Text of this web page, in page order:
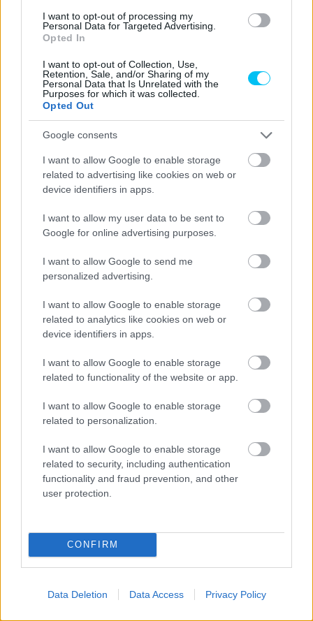
I want to opt-out of processing my
Personal Data for Targeted Advertising.
Opted In
I want to opt-out of Collection, Use,
Retention, Sale, and/or Sharing of my
Personal Data that Is Unrelated with the
Purposes for which it was collected.
Opted Out
Google consents
I want to allow Google to enable storage
related to advertising like cookies on web or
device identifiers in apps.
I want to allow my user data to be sent to
Google for online advertising purposes.
I want to allow Google to send me
personalized advertising.
I want to allow Google to enable storage
related to analytics like cookies on web or
device identifiers in apps.
I want to allow Google to enable storage
related to functionality of the website or app.
I want to allow Google to enable storage
related to personalization.
I want to allow Google to enable storage
related to security, including authentication
functionality and fraud prevention, and other
user protection.
CONFIRM
Data Deletion Data Access Privacy Policy
FIRST POLE WITH APRILIA FOR MAV
AS@PECCOBAGNAIAGOES
TO GET 2ND 😎@88JORGEMARTIN
WILL LAUNCH FROM 6TH LATER ON
AND TOMORROW
#PECCOVSMARTIN
PIC.TWITTER.COM/TAXH4IDYE6
— MOTOGP™🏁 (@MOTOGP)
NOVEMBER 25, 2023
CIMKÉK Alex Marquez Francesco Bagnaia
Johann Zarco
Jorge Martín
Marc Márquez
Valenciai Nagydíj
Vezető
Rossiék átverik a világot, és
már rég aláírtak új
versenyzőjükkel?
Viñales szerint furcsa volt az
időmérő, Bagnaia azonnal
motoron